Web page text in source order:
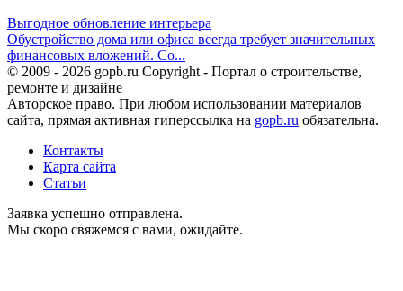
Выгодное обновление интерьера
Обустройство дома или офиса всегда требует значительных
финансовых вложений. Со...
© 2009 - 2026 gopb.ru Copyright - Портал о строительстве,
ремонте и дизайне
Авторское право. При любом использовании материалов
сайта, прямая активная гиперссылка на gopb.ru обязательна.
Контакты
Карта сайта
Статьи
Заявка успешно отправлена.
Мы скоро свяжемся с вами, ожидайте.